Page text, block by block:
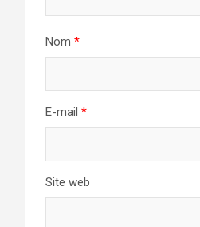
Nom *
E-mail *
Site web